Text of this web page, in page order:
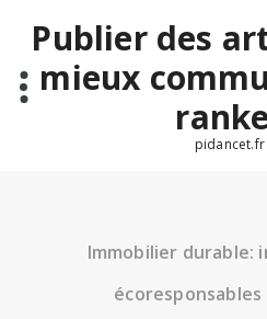
contenuPublier des
mieux
pidancet.fr
Immobilier durable: